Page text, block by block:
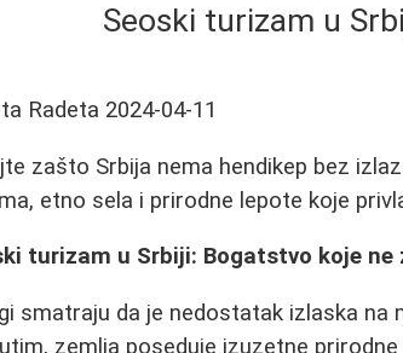
Seoski turizam u
Radeta 2024-04-11
zašto Srbija nema hendikep bez
etno sela i prirodne lepote koje
turizam u Srbiji: Bogatstvo koje ne
smatraju da je nedostatak izlaska na
zemlja poseduje izuzetne